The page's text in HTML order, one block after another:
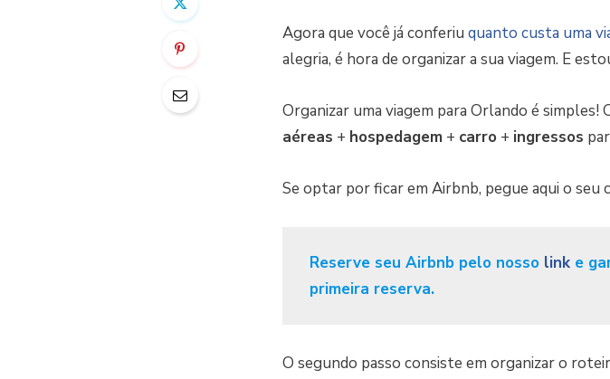
Agora que você já conferiu quanto custa uma
alegria, é hora de organizar a sua viagem. E
Organizar uma viagem para Orlando é simples!
aéreas + hospedagem + carro + ingressos
Se optar por ficar em Airbnb, pegue aqui o seu
Reserve seu Airbnb pelo nosso link e
primeira reserva.
O segundo passo consiste em organizar o